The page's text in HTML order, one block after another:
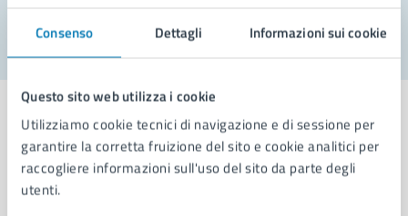
Consenso Dettagli Informazioni sui cookie
Questo sito web utilizza i cookie
Utilizziamo cookie tecnici di navigazione e di sessione per
garantire la corretta fruizione del sito e cookie analitici per
raccogliere informazioni sull'uso del sito da parte degli
utenti.Comune di Napoli